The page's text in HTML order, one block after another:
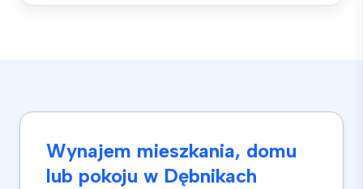
Wynajem mieszkania, domu
lub pokoju w Dębnikach